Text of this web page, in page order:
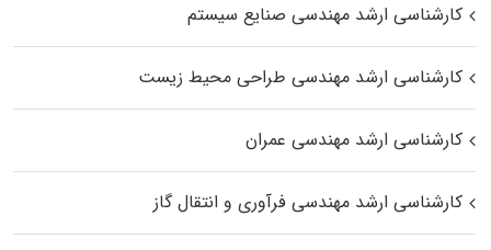
کارشناسی ارشد مهندسی صنایع سیستم
کارشناسی ارشد مهندسی طراحی محیط زیست
کارشناسی ارشد مهندسی عمران
کارشناسی ارشد مهندسی فرآوری و انتقال گاز